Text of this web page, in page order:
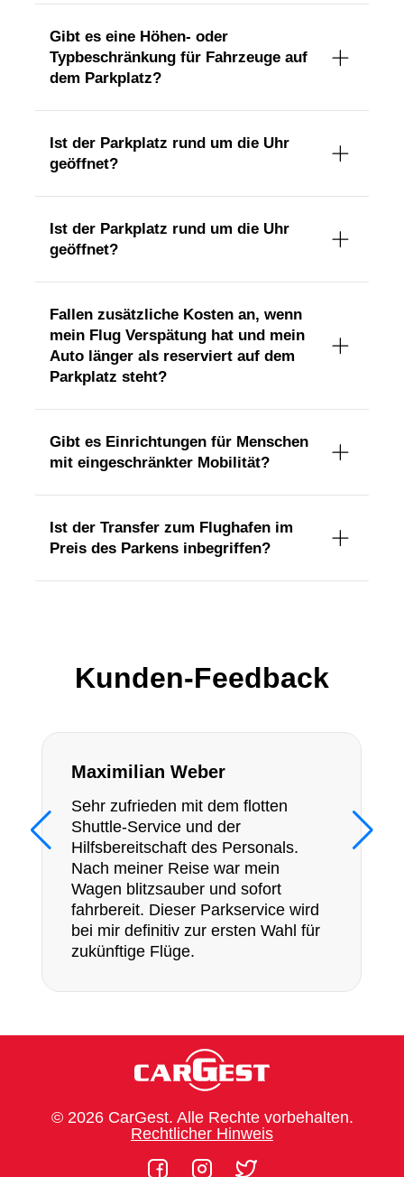
Gibt es eine Höhen- oder
Typbeschränkung für Fahrzeuge auf
dem Parkplatz?
Ist der Parkplatz rund um die Uhr
geöffnet?
Ist der Parkplatz rund um die Uhr
geöffnet?
Fallen zusätzliche Kosten an, wenn
mein Flug Verspätung hat und mein
Auto länger als reserviert auf dem
Parkplatz steht?
Gibt es Einrichtungen für Menschen
mit eingeschränkter Mobilität?
Ist der Transfer zum Flughafen im
Preis des Parkens inbegriffen?
Kunden-Feedback
Maximilian Weber
Sehr zufrieden mit dem flotten
Shuttle-Service und der
Hilfsbereitschaft des Personals.
Nach meiner Reise war mein
Wagen blitzsauber und sofort
fahrbereit. Dieser Parkservice wird
bei mir definitiv zur ersten Wahl für
zukünftige Flüge.
© 2026 CarGest. Alle Rechte vorbehalten.
Rechtlicher Hinweis